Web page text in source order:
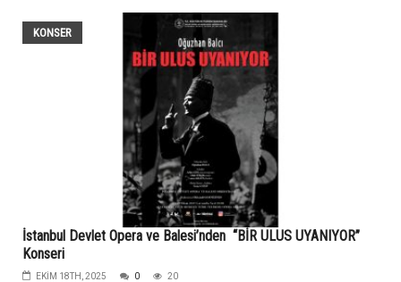
KONSER
İstanbul Devlet Opera ve Balesi’nden “BİR ULUS UYANIYOR”
Konseri
EKIM 18TH, 2025 0 20